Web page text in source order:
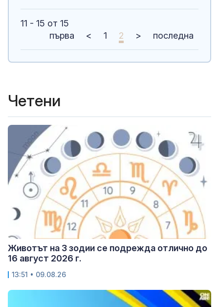
11 - 15 от 15
първа
< 1 2 > последна
Четени
Животът на 3 зодии се подрежда отлично до
16 август 2026 г.
13:51 • 09.08.26